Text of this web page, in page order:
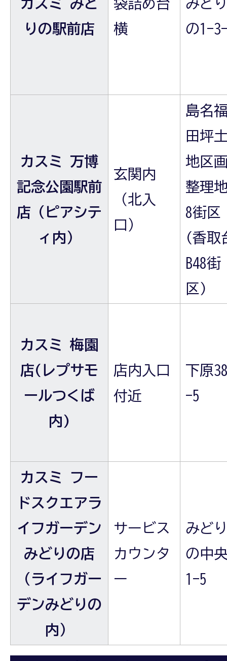
カスミ みど
りの駅前店
袋詰め台
横
みど
の1-
カスミ 万博
記念公園駅前
店（ピアシテ
ィ内）
玄関内
（北入
口）
島名
田坪
地区
整理
8街区
(香取
B48街
区)
カスミ 梅園
店(レプサモ
ールつくば
内)
店内入口
付近
下原
-5
カスミ フー
ドスクエアラ
イフガーデン
みどりの店
（ライフガー
デンみどりの
内）
サービス
カウンタ
ー
みど
の中
1-5